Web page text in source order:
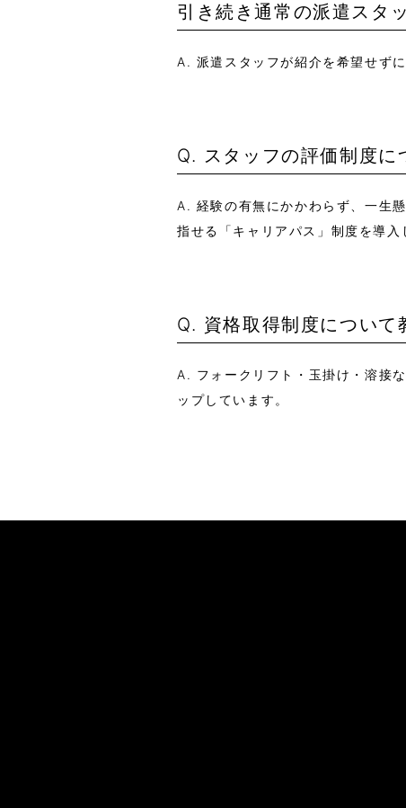
引き続き通常の派遣スタ
A. 派遣スタッフが紹介を希望せず
Q. スタッフの評価制度に
A. 経験の有無にかかわらず、一生
指せる「キャリアパス」制度を導入
Q. 資格取得制度について
A. フォークリフト・玉掛け・溶接
ップしています。